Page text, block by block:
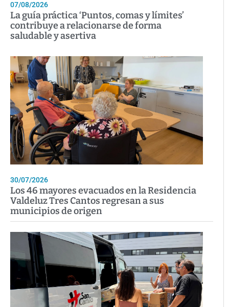
07/08/2026
La guía práctica ‘Puntos, comas y límites’
contribuye a relacionarse de forma
saludable y asertiva
30/07/2026
Los 46 mayores evacuados en la Residencia
Valdeluz Tres Cantos regresan a sus
municipios de origen